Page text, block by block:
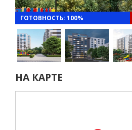
ГОТОВНОСТЬ: 100%
НА КАРТЕ